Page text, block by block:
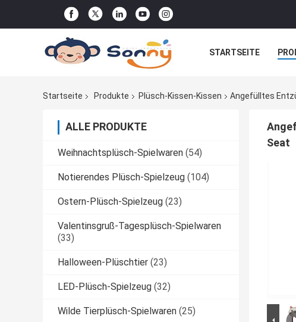
STARTSEITE
Startseite
Produkte Plüsch-Kissen-Kissen Angefülltes
ALLE PRODUKTE
Weihnachtsplüsch-Spielwaren (54)
Notierendes Plüsch-Spielzeug (104)
Ostern-Plüsch-Spielzeug (23)
Valentinsgruß-Tagesplüsch-Spielwaren
(33)
Halloween-Plüschtier (23)
LED-Plüsch-Spielzeug (32)
Wilde Tierplüsch-Spielwaren (25)
Seat